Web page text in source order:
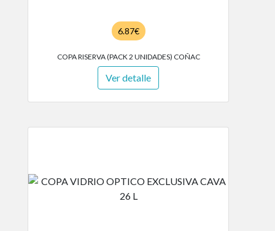
6.87€
COPA RISERVA (PACK 2 UNIDADES) COÑAC
Ver detalle